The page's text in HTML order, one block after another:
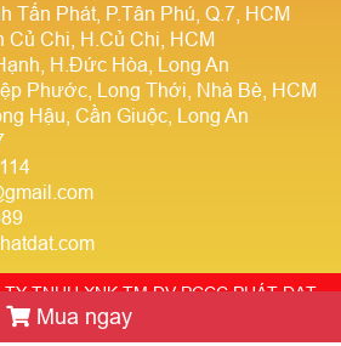
Mua ngay
Tấn Phát, P.Tân Phú, Q.7, HCM
Củ Chi, H.Củ Chi, HCM
H.Đức Hòa, Long An
Phước, Long Thới, Nhà Bè, HCM
Hậu, Cần Giuộc, Long An
TNHH XNK TM DV PCCC PHÁT ĐẠT.
1464206 Tuần này:0